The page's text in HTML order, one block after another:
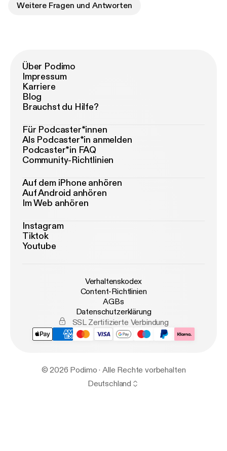
Weitere Fragen und Antworten
Über Podimo
Impressum
Karriere
Blog
Brauchst du Hilfe?
Für Podcaster*innen
Als Podcaster*in anmelden
Podcaster*in FAQ
Community-Richtlinien
Auf dem iPhone anhören
Auf Android anhören
Im Web anhören
Instagram
Tiktok
Youtube
Verhaltenskodex
Content-Richtlinien
AGBs
Datenschutzerklärung
SSL Zertifizierte Verbindung
© 2026 Podimo · Alle Rechte vorbehalten
Deutschland